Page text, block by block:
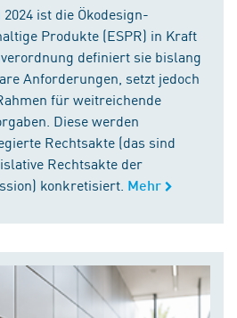
ist die Ökodesign-
Produkte (ESPR) in Kraft
definiert sie bislang
Anforderungen, setzt jedoch
für weitreichende
Diese werden
Rechtsakte (das sind
Rechtsakte der
konkretisiert. Mehr